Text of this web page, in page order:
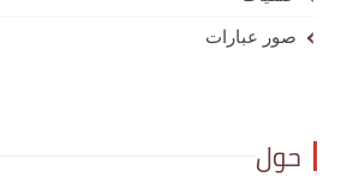
صور عبارات
حول